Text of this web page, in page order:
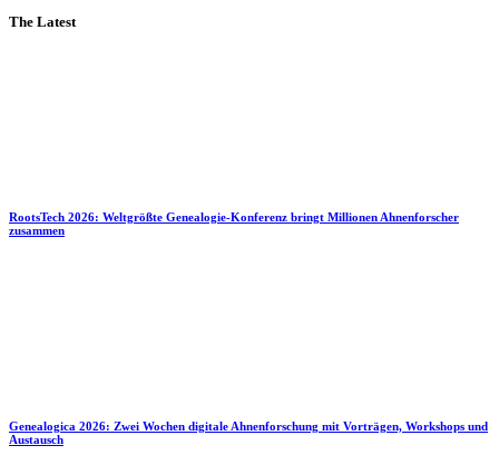
The Latest
RootsTech 2026: Weltgrößte Genealogie-Konferenz bringt Millionen Ahnenforscher
zusammen
Genealogica 2026: Zwei Wochen digitale Ahnenforschung mit Vorträgen, Workshops und
Austausch